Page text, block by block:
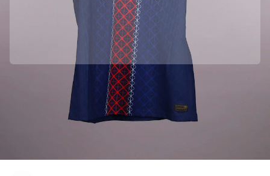
FC 바이에른 뮌헨
2026 월드 챔피언십
세리에 A
Paris Saint-Germain의 공식 파트너입니다
정품임을 보장하기 위해 이 상품을 Paris Saint-Germain에서 직접 수집하였